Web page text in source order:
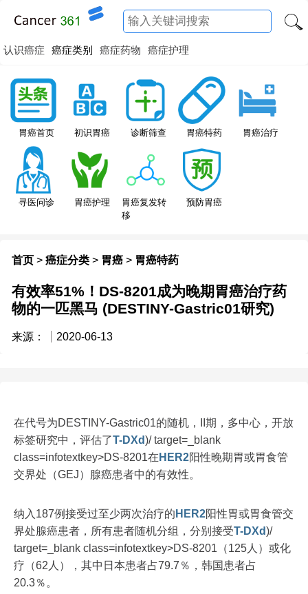
认识癌症 癌症类别 癌症药物 癌症护理
胃癌首页 初识胃癌 诊断筛查 胃癌特药 胃癌治疗
寻医问诊 胃癌护理
胃癌复发转
移
预防胃癌
首页 > 癌症分类 > 胃癌 > 胃癌特药
有效率51%！DS-8201成为晚期胃癌治疗药
物的一匹黑马 (DESTINY-Gastric01研究)
来源： 2020-06-13
在代号为DESTINY-Gastric01的随机，II期，多中心，开放
标签研究中，评估了T-DXd)/ target=_blank
class=infotextkey>DS-8201在 HER2阳性晚期胃或胃食管
交界处（GEJ）腺癌患者中的有效性。
纳入187例接受过至少两次治疗的 HER2阳性胃或胃食管交
界处腺癌患者，所有患者随机分组，分别接受T-DXd)/
target=_blank class=infotextkey>DS-8201（125人）或化
疗（62人），其中日本患者占79.7％，韩国患者占
20.3％。